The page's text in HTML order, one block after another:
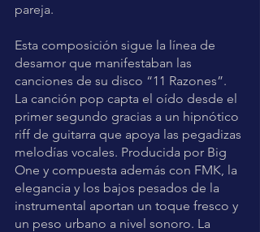
pareja.
Esta composición sigue la línea de
desamor que manifestaban las
canciones de su disco “11 Razones”.
La canción pop capta el oído desde el
primer segundo gracias a un hipnótico
riff de guitarra que apoya las pegadizas
melodías vocales. Producida por Big
One y compuesta además con FMK, la
elegancia y los bajos pesados de la
instrumental aportan un toque fresco y
un peso urbano a nivel sonoro. La